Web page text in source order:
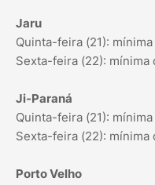
Jaru
Quinta-feira (21):
Sexta-feira (22): mínima
Ji-Paraná
Quinta-feira (21):
Sexta-feira (22): mínima
Porto Velho